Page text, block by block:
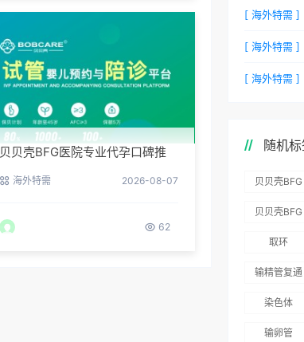
贝贝壳BFG医院专业代孕口碑推
海外特需 2026-08-07
62
[ 海外特需 ]
[ 海外特需 ]
[ 海外特需 ]
随机
贝贝壳BFG
坦就诊患者
贝贝壳BFG
资源库志愿
取环
输精管复通
染色体
输卵管